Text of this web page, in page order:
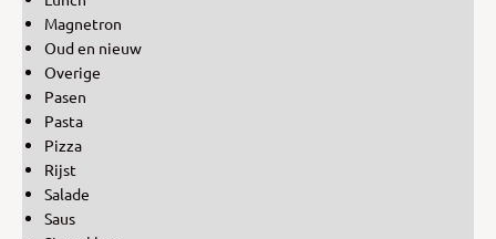
Magnetron
Oud en nieuw
Overige
Pasen
Pasta
Pizza
Rijst
Salade
Saus